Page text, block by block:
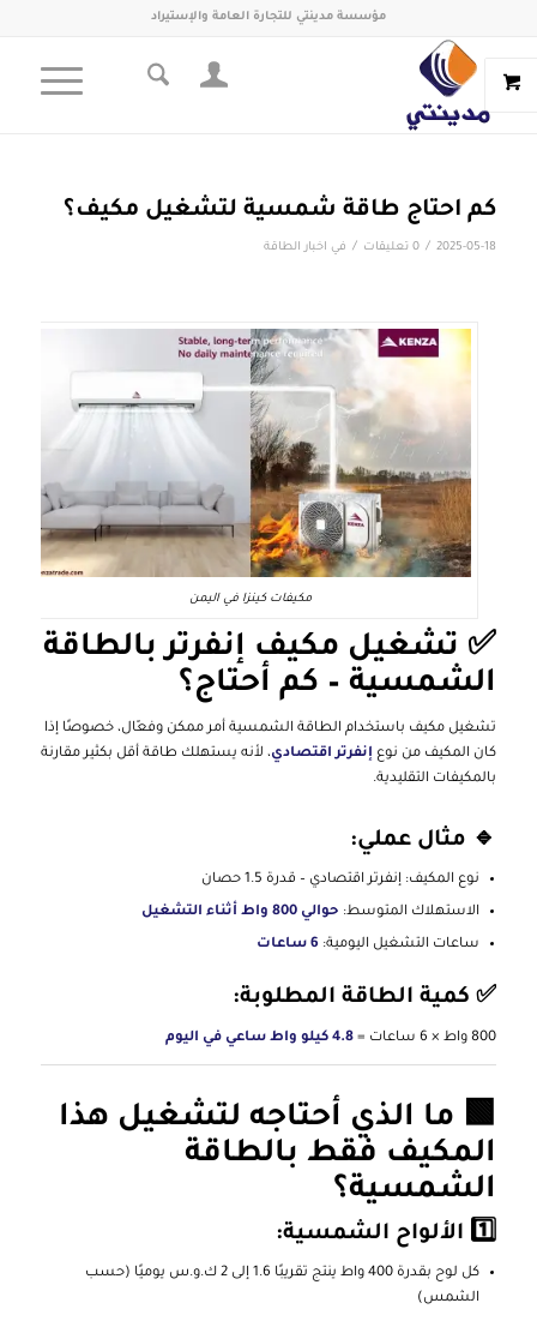
مؤسسة مدينتي للتجارة العامة والإستيراد
كم احتاج طاقة شمسية لتشغيل مكيف؟
2025-05-18
/ 0 تعليقات / في اخبار الطاقة
مكيفات كينزا في اليمن
✅ تشغيل مكيف إنفرتر بالطاقة
الشمسية – كم أحتاج؟
تشغيل مكيف باستخدام الطاقة الشمسية أمر ممكن وفعّال، خصوصًا إذا
كان المكيف من نوع إنفرتر اقتصادي، لأنه يستهلك طاقة أقل بكثير مقارنة
بالمكيفات التقليدية.
🔹 مثال عملي:
نوع المكيف: إنفرتر اقتصادي – قدرة 1.5 حصان
الاستهلاك المتوسط: حوالي 800 واط أثناء التشغيل
ساعات التشغيل اليومية: 6 ساعات
✅ كمية الطاقة المطلوبة:
800 واط × 6 ساعات = 4.8 كيلو واط ساعي في اليوم
🟩 ما الذي أحتاجه لتشغيل هذا
المكيف فقط بالطاقة
الشمسية؟
1️⃣ الألواح الشمسية:
كل لوح بقدرة 400 واط ينتج تقريبًا 1.6 إلى 2 ك.و.س يوميًا (حسب
الشمس)